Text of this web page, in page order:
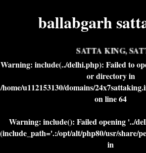
ballabgarh
SATTA KING,
Warning: include(../delhi.php): Failed to
or directory in
/home/u112153130/domains/
on line64
Warning: include(): Failed opening '../
(include_path='.:/opt/alt/php80/usr/share/
in